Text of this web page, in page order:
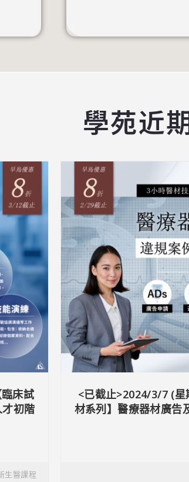
學苑近
床試
初階
生醫課程
<已截止>2024/3/7 (星
材系列】醫療器材廣告